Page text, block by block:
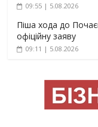
09:55 | 5.08.2026
Піша хода до
офіційну заяву
09:11 | 5.08.2026